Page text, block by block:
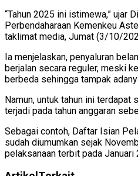
“Tahun 2025 ini istimewa,” ujar
Perbendaharaan Kemenkeu
taklimat media, Jumat (3/10/
Ia menjelaskan, penyaluran
berjalan secara reguler, meski
berbeda sehingga tampak
Namun, untuk tahun ini terdapat
terjadi pada tahun anggaran
Sebagai contoh, Daftar Isian
sudah diumumkan sejak
pelaksanaan terbit pada Januari